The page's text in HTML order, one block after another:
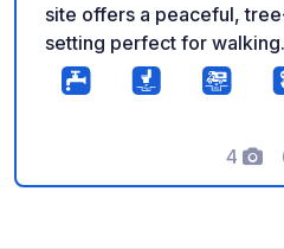
site offers a peaceful,
setting perfect for
distance from the thermal
the water park of Saint-
secure stay: 24/7
electrical hookups for
4